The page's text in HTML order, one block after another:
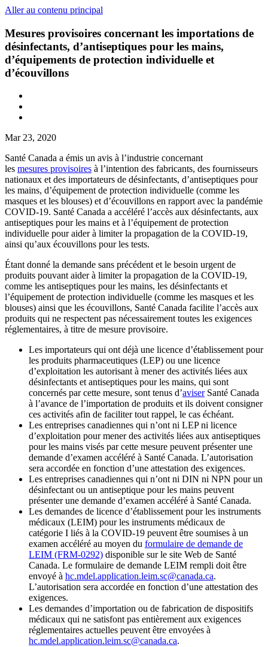
Aller au contenu principal
Mesures provisoires concernant les importations de
désinfectants, d’antiseptiques pour les mains,
d’équipements de protection individuelle et
d’écouvillons
Mar 23, 2020
Santé Canada a émis un avis à l’industrie concernant
les mesures provisoires à l’intention des fabricants, des fournisseurs
nationaux et des importateurs de désinfectants, d’antiseptiques pour
les mains, d’équipement de protection individuelle (comme les
masques et les blouses) et d’écouvillons en rapport avec la pandémie
COVID-19. Santé Canada a accéléré l’accès aux désinfectants, aux
antiseptiques pour les mains et à l’équipement de protection
individuelle pour aider à limiter la propagation de la COVID-19,
ainsi qu’aux écouvillons pour les tests.
Étant donné la demande sans précédent et le besoin urgent de
produits pouvant aider à limiter la propagation de la COVID-19,
comme les antiseptiques pour les mains, les désinfectants et
l’équipement de protection individuelle (comme les masques et les
blouses) ainsi que les écouvillons, Santé Canada facilite l’accès aux
produits qui ne respectent pas nécessairement toutes les exigences
réglementaires, à titre de mesure provisoire.
Les importateurs qui ont déjà une licence d’établissement pour
les produits pharmaceutiques (LEP) ou une licence
d’exploitation les autorisant à mener des activités liées aux
désinfectants et antiseptiques pour les mains, qui sont
concernés par cette mesure, sont tenus d’aviserSanté Canada
à l’avance de l’importation de produits et ils doivent consigner
ces activités afin de faciliter tout rappel, le cas échéant.
Les entreprises canadiennes qui n’ont ni LEP ni licence
d’exploitation pour mener des activités liées aux antiseptiques
pour les mains visés par cette mesure peuvent présenter une
demande d’examen accéléré à Santé Canada. L’autorisation
sera accordée en fonction d’une attestation des exigences.
Les entreprises canadiennes qui n’ont ni DIN ni NPN pour un
désinfectant ou un antiseptique pour les mains peuvent
présenter une demande d’examen accéléré à Santé Canada.
Les demandes de licence d’établissement pour les instruments
médicaux (LEIM) pour les instruments médicaux de
catégorie I liés à la COVID-19 peuvent être soumises à un
examen accéléré au moyen du formulaire de demande de
LEIM (FRM-0292) disponible sur le site Web de Santé
Canada. Le formulaire de demande LEIM rempli doit être
envoyé à hc.mdel.application.leim.sc@canada.ca.
L’autorisation sera accordée en fonction d’une attestation des
exigences.
Les demandes d’importation ou de fabrication de dispositifs
médicaux qui ne satisfont pas entièrement aux exigences
réglementaires actuelles peuvent être envoyées à
hc.mdel.application.leim.sc@canada.ca.